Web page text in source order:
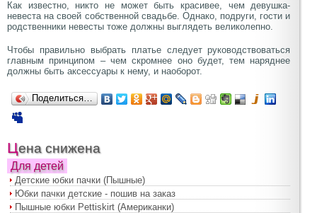
Как известно, никто не может быть красивее, чем девушка-
невеста на своей собственной свадьбе. Однако, подруги, гости и
родственники невесты тоже должны выглядеть великолепно.
Чтобы правильно выбрать платье следует руководствоваться
главным принципом – чем скромнее оно будет, тем наряднее
должны быть аксессуары к нему, и наоборот.
Поделиться…
Цена снижена
Для детей
Детские юбки пачки (Пышные)
Юбки пачки детские - пошив на заказ
Пышные юбки Pettiskirt (Американки)